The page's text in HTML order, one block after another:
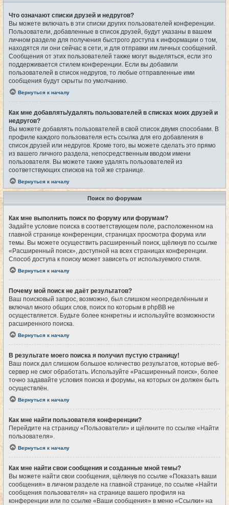
Что означают списки друзей и недругов?
Вы можете включать в эти списки других пользователей конференции.
Пользователи, добавленные в список друзей, будут указаны в вашем
личном разделе для получения быстрого доступа к информации о том,
находятся ли они сейчас в сети, и для отправки им личных сообщений.
Сообщения от этих пользователей также могут выделяться, если это
поддерживается стилем конференции. Если вы добавили
пользователей в список недругов, то любые отправленные ими
сообщения будут скрыты по умолчанию.
Вернуться к началу
Как мне добавлять/удалять пользователей в списках моих друзей и
недругов?
Вы можете добавлять пользователей в свой список двумя способами. В
профиле каждого пользователя есть ссылка для его добавления в
список друзей или недругов. Кроме того, вы можете сделать это прямо
из вашего личного раздела, непосредственным вводом имени
пользователя. Вы можете также удалять пользователей из
соответствующих списков на той же странице.
Вернуться к началу
Поиск по форумам
Как мне выполнить поиск по форуму или форумам?
Задайте условие поиска в соответствующем поле, расположенном на
главной странице конференции, страницах просмотра форума или
темы. Вы можете осуществить расширенный поиск, щёлкнув по ссылке
«Расширенный поиск», доступной на всех страницах конференции.
Способ доступа к поиску может зависеть от используемого стиля.
Вернуться к началу
Почему мой поиск не даёт результатов?
Ваш поисковый запрос, возможно, был слишком неопределённым и
включал много общих слов, поиск по которым в phpBB не
осуществляется. Будьте более конкретны и используйте возможности
расширенного поиска.
Вернуться к началу
В результате моего поиска я получил пустую страницу!
Ваш поиск дал слишком большое количество результатов, которые веб-
сервер не смог обработать. Используйте «Расширенный поиск», более
точно задавайте условия поиска и форумы, на которых он должен быть
осуществлён.
Вернуться к началу
Как мне найти пользователя конференции?
Перейдите на страницу «Пользователи» и щёлкните по ссылке «Найти
пользователя».
Вернуться к началу
Как мне найти свои сообщения и созданные мной темы?
Вы можете найти свои сообщения, щёлкнув по ссылке «Показать ваши
сообщения» в личном разделе на главной странице, по ссылке «Найти
сообщения пользователя» на странице вашего профиля на
конференции или по ссылке «Ваши сообщения» в меню «Ссылки» на